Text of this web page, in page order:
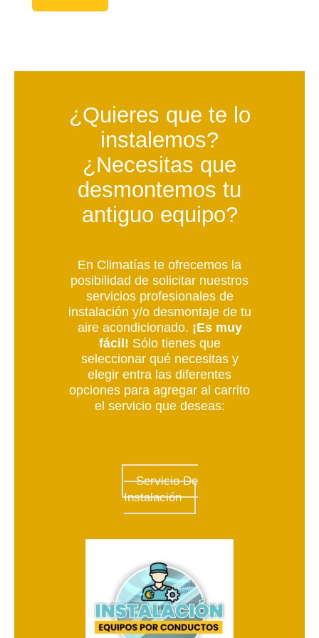
¿Quieres que te lo
instalemos?
¿Necesitas que
desmontemos tu
antiguo equipo?
En Climatías te ofrecemos la
posibilidad de solicitar nuestros
servicios profesionales de
instalación y/o desmontaje de tu
aire acondicionado. ¡Es muy
fácil! Sólo tienes que
seleccionar qué necesitas y
elegir entra las diferentes
opciones para agregar al carrito
el servicio que deseas:
Servicio De
Instalación